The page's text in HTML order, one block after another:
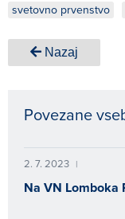
svetovno prvenstvo
Nazaj
Povezane
2. 7. 2023 |
Na VN Lomboka